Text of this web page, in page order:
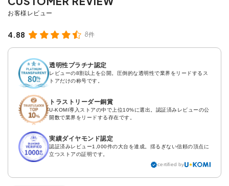
4.88 8件
透明性プラチナ認定
レビューの8割以上を公開。圧倒的な透明性で業界をリードするス
トアだけの称号です。
トラストリーダー銅賞
U-KOMI導入ストアの中で上位10%に選出。認証済みレビューの公
開数で業界をリードする存在です。
実績ダイヤモンド認定
認証済みレビュー1,000件の大台を達成。揺るぎない信頼の頂点に
立つストアの証明です。
certified by